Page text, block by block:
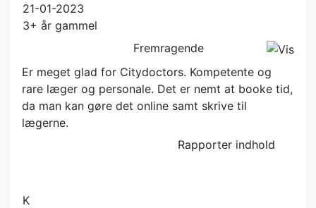
21-01-2023
3+ år gammel
Fremragende
Er meget glad for Citydoctors. Kompetente og
rare læger og personale. Det er nemt at booke tid,
da man kan gøre det online samt skrive til
lægerne.
Rapporter indhold
K